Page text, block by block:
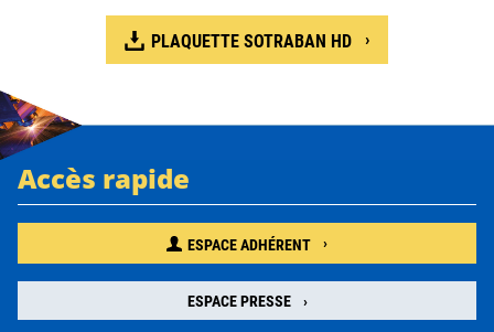
PLAQUETTE SOTRABAN HD
Accès rapide
ESPACE ADHÉRENT
ESPACE PRESSE